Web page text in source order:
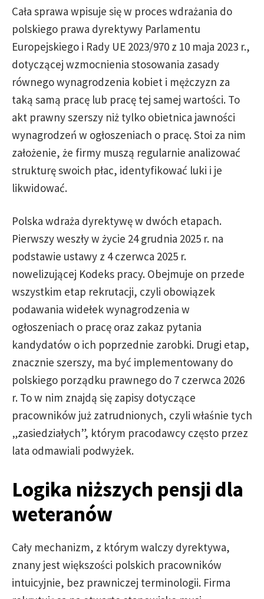
Cała sprawa wpisuje się w proces wdrażania do
polskiego prawa dyrektywy Parlamentu
Europejskiego i Rady UE 2023/970 z 10 maja 2023 r.,
dotyczącej wzmocnienia stosowania zasady
równego wynagrodzenia kobiet i mężczyzn za
taką samą pracę lub pracę tej samej wartości. To
akt prawny szerszy niż tylko obietnica jawności
wynagrodzeń w ogłoszeniach o pracę. Stoi za nim
założenie, że firmy muszą regularnie analizować
strukturę swoich płac, identyfikować luki i je
likwidować.
Polska wdraża dyrektywę w dwóch etapach.
Pierwszy weszły w życie 24 grudnia 2025 r. na
podstawie ustawy z 4 czerwca 2025 r.
nowelizującej Kodeks pracy. Obejmuje on przede
wszystkim etap rekrutacji, czyli obowiązek
podawania widełek wynagrodzenia w
ogłoszeniach o pracę oraz zakaz pytania
kandydatów o ich poprzednie zarobki. Drugi etap,
znacznie szerszy, ma być implementowany do
polskiego porządku prawnego do 7 czerwca 2026
r. To w nim znajdą się zapisy dotyczące
pracowników już zatrudnionych, czyli właśnie tych
„zasiedziałych”, którym pracodawcy często przez
lata odmawiali podwyżek.
Logika niższych pensji dla
weteranów
Cały mechanizm, z którym walczy dyrektywa,
znany jest większości polskich pracowników
intuicyjnie, bez prawniczej terminologii. Firma